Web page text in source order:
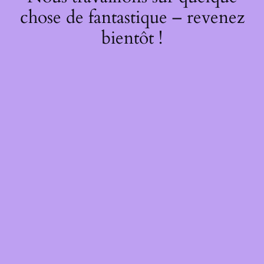
chose de fantastique – revenez
bientôt !